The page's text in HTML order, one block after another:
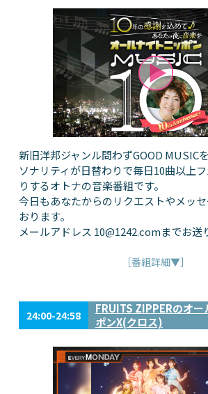
新旧洋邦ジャンル問わずGOOD MUSIC
ソナリティが日替わりで毎日10曲以上
りするオトナの音楽番組です。
今日もあなたからのリクエストやメッ
おります。
メールアドレス 10@1242.comまでお送
［番組詳細▼］
24:00-24:58
FRUITS ZIPPERのオー
ポンX(クロス)